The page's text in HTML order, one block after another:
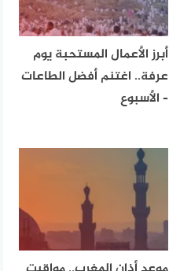
أبرز الأعمال المستحبة يوم
عرفة.. اغتنم أفضل الطاعات
– الأسبوع